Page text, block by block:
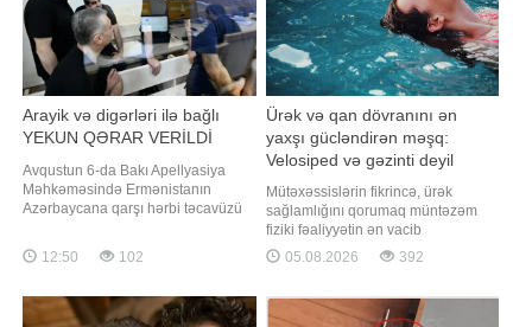
Arayik və digərləri ilə bağlı
YEKUN QƏRAR VERİLDİ
Avqustun 6-da Bakı Apellyasiya
Məhkəməsində Ermənistanın
Azərbaycana qarşı hərbi təcavüzü
əleyhinə cinayətlər, müharibə
cinayətləri, o cümlədən təcavüzkar
aparılması, soyqırımı, müharibə
qanunlarını və qaydalarını pozma,
12:50 102
Ürək və qan dövranını ən
yaxşı gücləndirən məşq:
Velosiped və gəzinti deyil
Mütəxəssislərin fikrincə, ürək
sağlamlığını qorumaq müntəzəm
fiziki fəaliyyətin ən vacib
məqsədlərindən biridir. Onların
sözlərinə görə, qan dövranı
effektiv məşqlərdən biri
05.08.2026 392